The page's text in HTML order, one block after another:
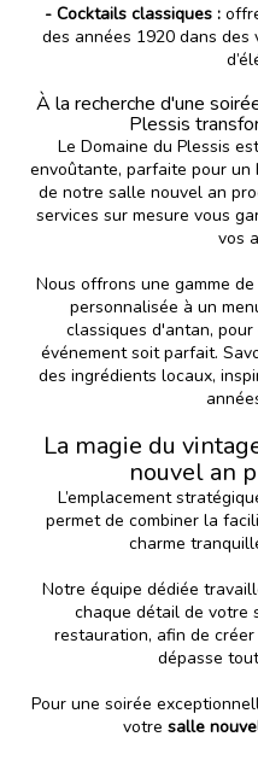
- Cocktails classiques :
des années 1920 dans
À la recherche d'une
Plessis
Le Domaine du Plessis
envoûtante, parfaite pour un
de notre salle nouvel an
services sur mesure vous
vos
Nous offrons une gamme
personnalisée à un
classiques d'antan,
événement soit parfait.
des ingrédients locaux,
La magie du
nouvel an
L’emplacement
permet de combiner la
charme
Notre équipe dédiée
chaque détail de votre
restauration, afin de
dépasse
Pour une soirée
votre salle